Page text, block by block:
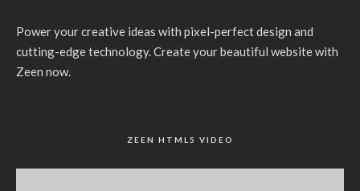
Power your creative ideas with pixel-perfect design and
cutting-edge technology. Create your beautiful website with
Zeen now.
ZEEN HTML5 VIDEO